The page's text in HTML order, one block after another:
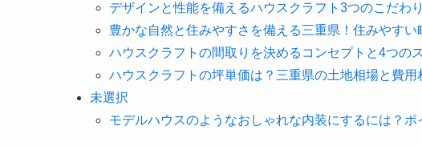
デザインと性能を備えるハウスクラフト3つのこだわ
豊かな自然と住みやすさを備える三重県！住みやすい
ハウスクラフトの間取りを決めるコンセプトと4つの
ハウスクラフトの坪単価は？三重県の土地相場と費用
未選択
モデルハウスのようなおしゃれな内装にするには？